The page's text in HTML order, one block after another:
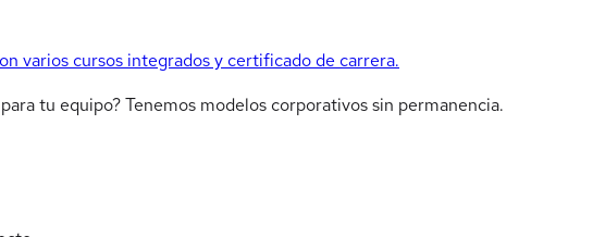
varios cursos integrados y certificado de carrera.
tu equipo? Tenemos modelos corporativos sin permanencia.